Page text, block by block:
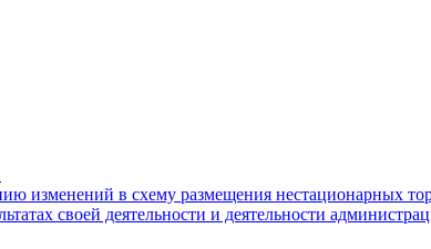
изменений в схему размещения нестационарных
своей деятельности и деятельности